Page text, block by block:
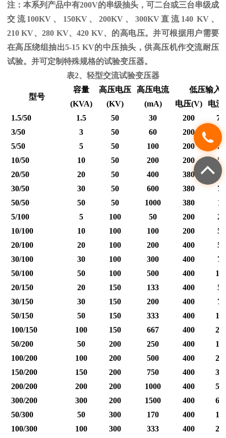
注：本系列产品中有200V的串级抽头，可二台或三台串级成
交流100KV 、 150KV、200KV 、 300KV直流 140 KV 、
210 KV、280 KV、420 KV、的高电压。并可根据用户需要
在高压绕组抽出5-15 KV的中压抽头，供高压机作交流耐压
试验。并可定制特殊规格的试验变压器。
表2、轻型交流试验变压器
型号
容量 高压电压 高压电流
低压输入
(KVA)
(KV) (mA) 电压(V) 电流
1.5/50
1.5 50 30 200
7.5
3/50
3 50 60 200
15
5/50
5 50 100 200
25
10/50
10 50 200 200
50
20/50
20 50 400 380
53
30/50
30 50 600 380
79
50/50
50 50 1000 380
12
5/100
5 100 50 200
25
10/100
10 100 100 200
50
20/100
20 100 200 400
50
30/100
30 100 300 400
75
50/100
50 100 500 400
20/150
20 150 133 400
50
30/150
30 150 200 400
75
50/150
50 150 333 400
100/150
100 150 667 400
50/200
50 200 250 400
100/200
100 200 500 400
150/200
150 200 750 400
200/200
200 200 1000 400
300/200
300 200 1500 400
50/300
50 300 170 400
100/300
100 300 333 400